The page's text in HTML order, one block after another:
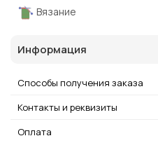
Вязание
Информация
Способы получения заказа
Контакты и реквизиты
Оплата